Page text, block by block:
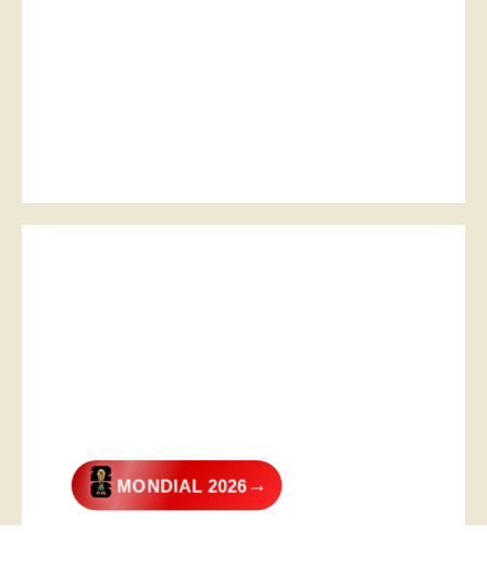
MONDIAL 2026→